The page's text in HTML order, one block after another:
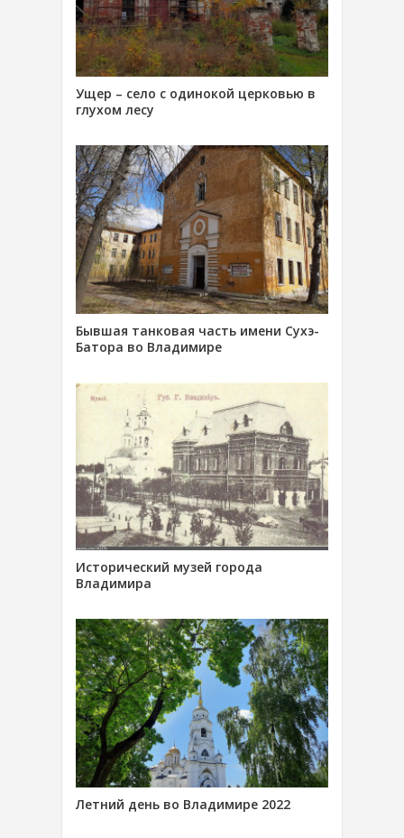
Ущер – село с одинокой церковью в
глухом лесу
Бывшая танковая часть имени Сухэ-
Батора во Владимире
Исторический музей города
Владимира
Летний день во Владимире 2022